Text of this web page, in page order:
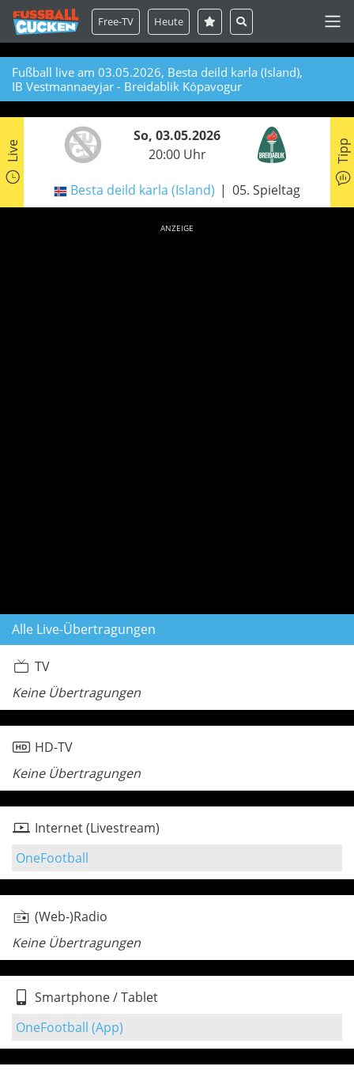
Free-TV Heute
Fußball live am 03.05.2026, Besta deild karla (Island),
IB Vestmannaeyjar - Breidablik Kópavogur
Live
So, 03.05.2026
20:00 Uhr
Besta deild karla (Island) 05. Spieltag
Tipp
ANZEIGE
Alle Live-Übertragungen
TV
Keine Übertragungen
HD-TV
Keine Übertragungen
Internet (Livestream)
OneFootball
(Web-)Radio
Keine Übertragungen
Smartphone / Tablet
OneFootball (App)